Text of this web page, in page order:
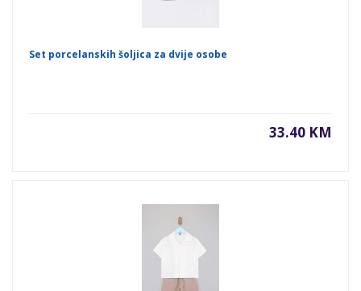
Set porcelanskih šoljica za dvije osobe
33.40 KM